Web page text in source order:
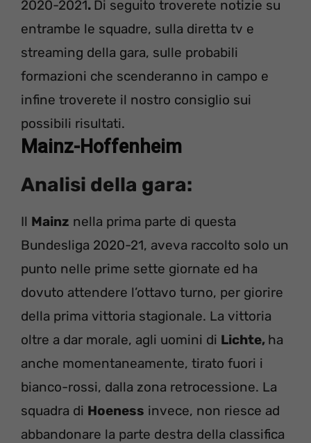
2020-2021. Di seguito troverete notizie su
entrambe le squadre, sulla diretta tv e
streaming della gara, sulle probabili
formazioni che scenderanno in campo e
infine troverete il nostro consiglio sui
possibili risultati.
Mainz-Hoffenheim
Analisi della gara:
Il Mainz nella prima parte di questa
Bundesliga 2020-21, aveva raccolto solo un
punto nelle prime sette giornate ed ha
dovuto attendere l’ottavo turno, per giorire
della prima vittoria stagionale. La vittoria
oltre a dar morale, agli uomini di Lichte, ha
anche momentaneamente, tirato fuori i
bianco-rossi, dalla zona retrocessione. La
squadra di Hoeness invece, non riesce ad
abbandonare la parte destra della classifica